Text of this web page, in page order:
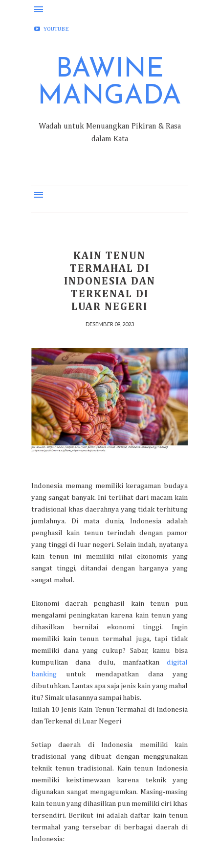
FACEBOOK
YOUTUBE
BAWINE
MANGADA
Wadah untuk Menuangkan Pikiran & Rasa
dalam Kata
KAIN TENUN
TERMAHAL DI
INDONESIA DAN
TERKENAL DI
LUAR NEGERI
DESEMBER 09, 2023
Indonesia memang memiliki keragaman budaya
yang sangat banyak. Ini terlihat dari macam kain
tradisional khas daerahnya yang tidak terhitung
jumlahnya. Di mata dunia, Indonesia adalah
penghasil kain tenun terindah dengan pamor
yang tinggi di luar negeri. Selain indah, nyatanya
kain tenun ini memiliki nilai ekonomis yang
sangat tinggi, ditandai dengan harganya yang
sangat mahal.
Ekonomi daerah penghasil kain tenun pun
mengalami peningkatan karena kain tenun yang
dihasilkan bernilai ekonomi tinggi. Ingin
memiliki kain tenun termahal juga, tapi tidak
memiliki dana yang cukup? Sabar, kamu bisa
kumpulkan dana dulu, manfaatkan digital
banking untuk mendapatkan dana yang
dibutuhkan. Lantas apa saja jenis kain yang mahal
itu? Simak ulasannya sampai habis.
Inilah 10 Jenis Kain Tenun Termahal di Indonesia
dan Terkenal di Luar Negeri
Setiap daerah di Indonesia memiliki kain
tradisional yang dibuat dengan menggunakan
teknik tenun tradisional. Kain tenun Indonesia
memiliki keistimewaan karena teknik yang
digunakan sangat mengagumkan. Masing-masing
kain tenun yang dihasilkan pun memiliki ciri khas
tersendiri. Berikut ini adalah daftar kain tenun
termahal yang tersebar di berbagai daerah di
Indonesia: